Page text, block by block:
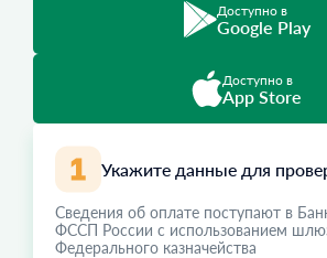
Укажите данные для
Сведения об оплате поступают в
ФССП России с использованием
Федерального казначейства
Доступно в
Google Play
Доступно в
App Store